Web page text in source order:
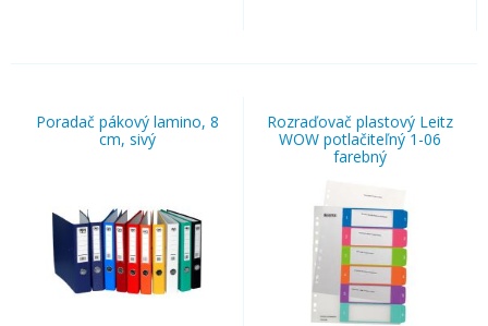
Poradač pákový lamino, 8
cm, sivý
Rozraďovač plastový Leitz
WOW potlačiteľný 1-06
farebný